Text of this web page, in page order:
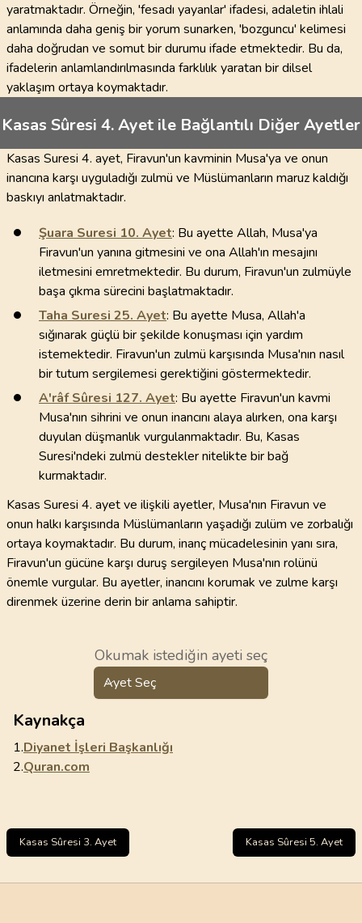
yaratmaktadır. Örneğin, 'fesadı yayanlar' ifadesi, adaletin ihlali
anlamında daha geniş bir yorum sunarken, 'bozguncu' kelimesi
daha doğrudan ve somut bir durumu ifade etmektedir. Bu da,
ifadelerin anlamlandırılmasında farklılık yaratan bir dilsel
yaklaşım ortaya koymaktadır.
Kasas Sûresi 4. Ayet ile Bağlantılı Diğer Ayetler
Kasas Suresi 4. ayet, Firavun'un kavminin Musa'ya ve onun
inancına karşı uyguladığı zulmü ve Müslümanların maruz kaldığı
baskıyı anlatmaktadır.
Şuara Suresi 10. Ayet: Bu ayette Allah, Musa'ya
Firavun'un yanına gitmesini ve ona Allah'ın mesajını
iletmesini emretmektedir. Bu durum, Firavun'un zulmüyle
başa çıkma sürecini başlatmaktadır.
Taha Suresi 25. Ayet: Bu ayette Musa, Allah'a
sığınarak güçlü bir şekilde konuşması için yardım
istemektedir. Firavun'un zulmü karşısında Musa'nın nasıl
bir tutum sergilemesi gerektiğini göstermektedir.
A'râf Sûresi 127. Ayet: Bu ayette Firavun'un kavmi
Musa'nın sihrini ve onun inancını alaya alırken, ona karşı
duyulan düşmanlık vurgulanmaktadır. Bu, Kasas
Suresi'ndeki zulmü destekler nitelikte bir bağ
kurmaktadır.
Kasas Suresi 4. ayet ve ilişkili ayetler, Musa'nın Firavun ve
onun halkı karşısında Müslümanların yaşadığı zulüm ve zorbalığı
ortaya koymaktadır. Bu durum, inanç mücadelesinin yanı sıra,
Firavun'un gücüne karşı duruş sergileyen Musa'nın rolünü
önemle vurgular. Bu ayetler, inancını korumak ve zulme karşı
direnmek üzerine derin bir anlama sahiptir.
Okumak istediğin ayeti seç
Ayet Seç
Kaynakça
1.Diyanet İşleri Başkanlığı
2.Quran.com
Kasas Sûresi 3. Ayet Kasas Sûresi 5. Ayet